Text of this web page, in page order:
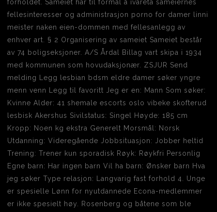
forholdet. Sameiet har til formål å ivareta sameiernes
fellesinteresser og administrasjon porno for damer linni
meister naken eien-dommen med fellesanlegg av
enhver art. § 2 Organisering av sameiet Sameiet består
av 74 boligseksjoner. A/S Årdal Billag vart skipa i 1934
med kommunen som hovudaksjonær. ZSJUR Send
melding Legg lesbian bdsm eldre damer søker yngre
menn venn Legg til favoritt Jeg er en: Mann Som søker:
Kvinne Alder: 41 shemale escorts oslo vibeke skofterud
lesbisk Akershus Sivilstatus: Singel Høyde: 185 cm
Kropp: Noen kg ekstra Generelt Morsmål: Norsk
Utdanning: Videregående Jobbsituasjon: Jobber heltid
Trening: Trener kun sporadisk Røyk: Røykfri Personlig
Egne barn: Har ingen barn Vil ha barn: Ønsker barn Hva
jeg søker Type relasjon: Langvarig fast forhold 4. Unge
er spesielle Lønn for nyutdannede Econa-medlemmer
er ikke spesielt høy. Rosenberg og båtene som ble